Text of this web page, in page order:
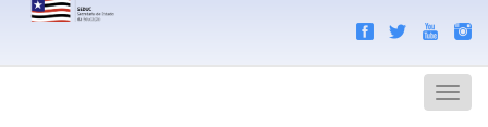
Menu